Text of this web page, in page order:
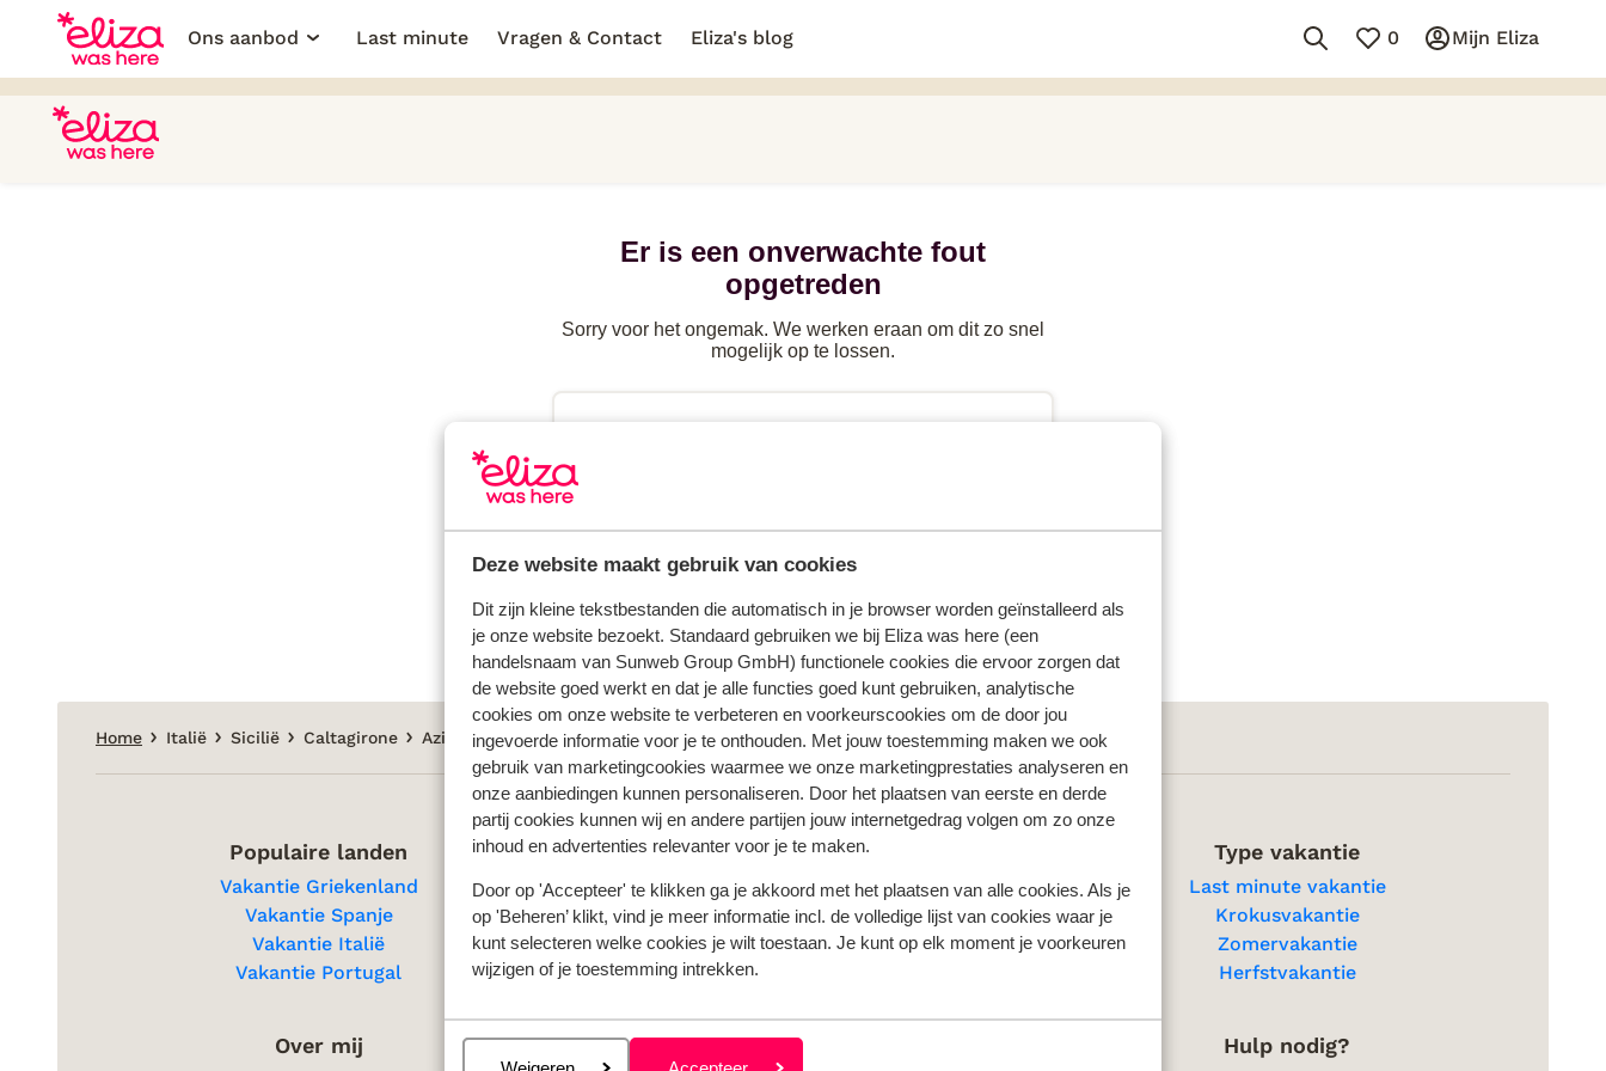
Deze website maakt gebruik van cookies
Dit zijn kleine tekstbestanden die automatisch in je browser worden geïnstalleerd als
je onze website bezoekt. Standaard gebruiken we bij Eliza was here (een
handelsnaam van Sunweb Group GmbH) functionele cookies die ervoor zorgen dat
de website goed werkt en dat je alle functies goed kunt gebruiken, analytische
cookies om onze website te verbeteren en voorkeurscookies om de door jou
ingevoerde informatie voor je te onthouden. Met jouw toestemming maken we ook
gebruik van marketingcookies waarmee we onze marketingprestaties analyseren en
onze aanbiedingen kunnen personaliseren. Door het plaatsen van eerste en derde
partij cookies kunnen wij en andere partijen jouw internetgedrag volgen om zo onze
inhoud en advertenties relevanter voor je te maken.
Door op 'Accepteer' te klikken ga je akkoord met het plaatsen van alle cookies. Als je
op 'Beheren’ klikt, vind je meer informatie incl. de volledige lijst van cookies waar je
kunt selecteren welke cookies je wilt toestaan. Je kunt op elk moment je voorkeuren
wijzigen of je toestemming intrekken.
Ons aanbod
Last minute Vragen & Contact Eliza's blog 0 Mijn Eliza
Er is een onverwachte fout
opgetreden
Sorry voor het ongemak. We werken eraan om dit zo snel
mogelijk op te lossen.
Bekijk het volledige aanbod
Home Italië Sicilië Caltagirone Azienda Vecchia Masseria
Populaire landen
Vakantie Griekenland
Vakantie Spanje
Vakantie Italië
Vakantie Portugal
Populaire regio's
Vakantie Kreta
Vakantie Zakynthos
Vakantie Andalusië
Vakantie Algarve
Type vakantie
Last minute vakantie
Krokusvakantie
Zomervakantie
Herfstvakantie
Over mij Privacy & cookies Hulp nodig?